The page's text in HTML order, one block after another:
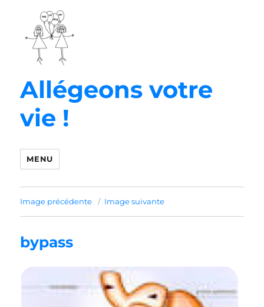
Allégeons votre
vie !
MENU
Image précédente Image suivante
bypass